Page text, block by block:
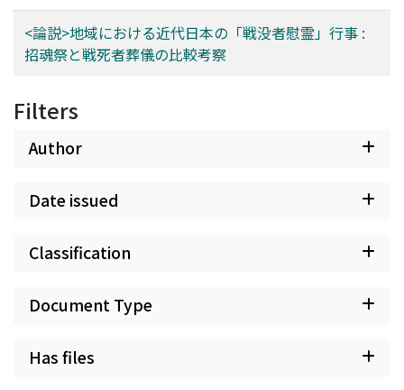
<論説>地域における近代日本の「戦没者慰霊」行事 :
招魂祭と戦死者葬儀の比較考察
Filters
Author
Date issued
Classification
Document Type
Has files